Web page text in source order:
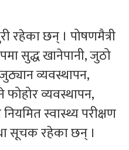
रहेका छन् । पोषणमैत्री
सुद्ध खानेपानी, जुठो
व्यवस्थापन,
व्यवस्थापन,
स्वास्थ्य परीक्षण
सूचक रहेका छन् ।